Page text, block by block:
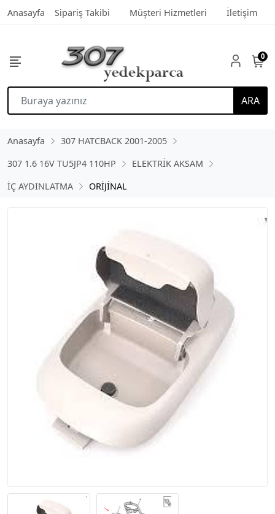
Anasayfa Sipariş Takibi Müşteri Hizmetleri İletişim
ARA
0
Anasayfa
307 HATCBACK 2001-2005
307 1.6 16V TU5JP4 110HP
ELEKTRİK AKSAM
İÇ AYDINLATMA
ORİJİNAL